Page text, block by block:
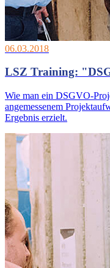
06.03.2018
LSZ Training:
Wie man ein DSGVO-
angemessenem
Ergebnis erzielt.